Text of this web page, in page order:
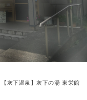
【灰下温泉】灰下の湯 東栄館